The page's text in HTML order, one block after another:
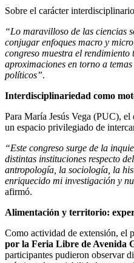
Sobre el carácter
“Lo maravilloso de las ciencias
conjugar enfoques macro y
congreso muestra el
aproximaciones en torno a
políticos”.
Interdisciplinariedad como
Para María Jesús Vega (PUC),
un espacio privilegiado de
“Este congreso surge de la
distintas instituciones respecto
antropología, la sociología, la
enriquecido mi investigación y
afirmó.
Alimentación y territorio:
Como actividad de extensión, el
por la Feria Libre de Avenida
participantes pudieron observar